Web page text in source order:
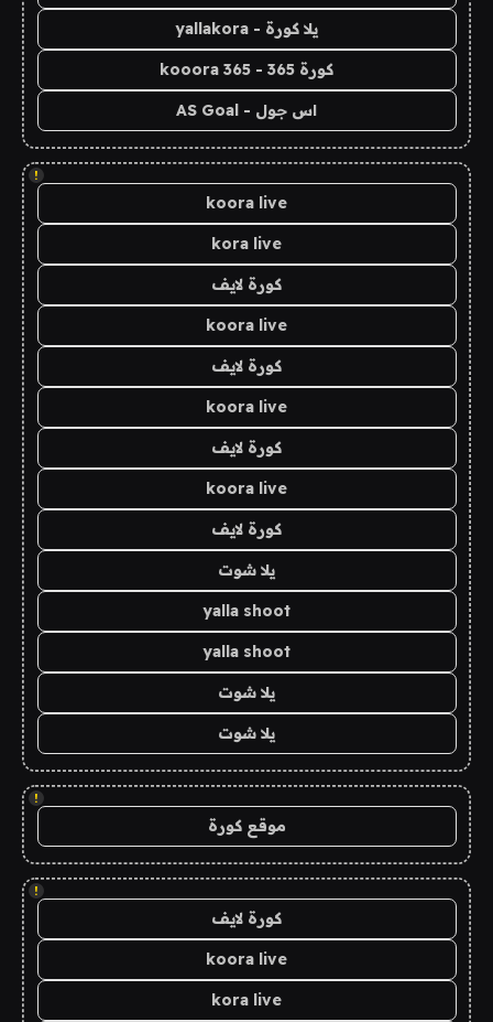
يلا كورة - yallakora
كورة 365 - kooora 365
اس جول - AS Goal
!
koora live
kora live
كورة لايف
koora live
كورة لايف
koora live
كورة لايف
koora live
كورة لايف
يلا شوت
yalla shoot
yalla shoot
يلا شوت
يلا شوت
!
موقع كورة
!
كورة لايف
koora live
kora live